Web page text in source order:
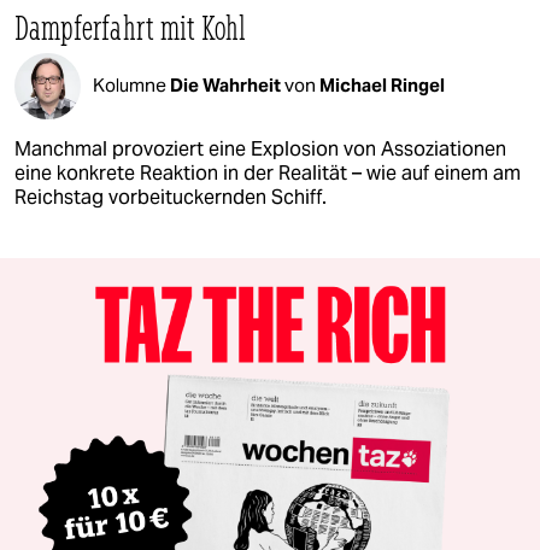
Dampferfahrt mit Kohl
Kolumne Die Wahrheitvon Michael Ringel
Manchmal provoziert eine Explosion von Assoziationen
eine konkrete Reaktion in der Realität – wie auf einem am
Reichstag vorbeituckernden Schiff.